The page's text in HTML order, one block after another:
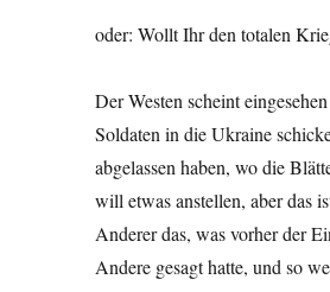
oder: Wollt Ihr den totalen
Der Westen scheint
Soldaten in die Ukraine
abgelassen haben, wo die
will etwas anstellen, aber das
Anderer das, was vorher der
Andere gesagt hatte, und so